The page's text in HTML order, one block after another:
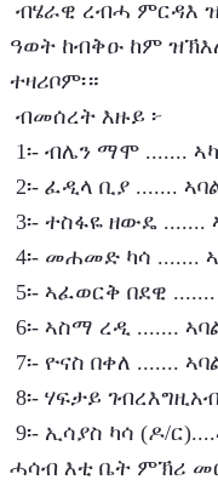
ዓወት ከብቅዑ ከም
ተዛሪቦም፡።
ብመሰረት እዙይ ፦
1፡- ብሌን ማሞ .......
2፡- ፈዲላ ቢያ .......
3፡- ተስፋዬ ዘውዴ .......
4፡- መሐመድ ካሳ .......
5፡- ኣፈወርቅ በደዊ
6፡- ኣስማ ረዲ .......
7፡- ዮናስ በቀለ .......
8፡- ሃፍታይ
ሓሳብ እቲ ቤት ምኽሪ